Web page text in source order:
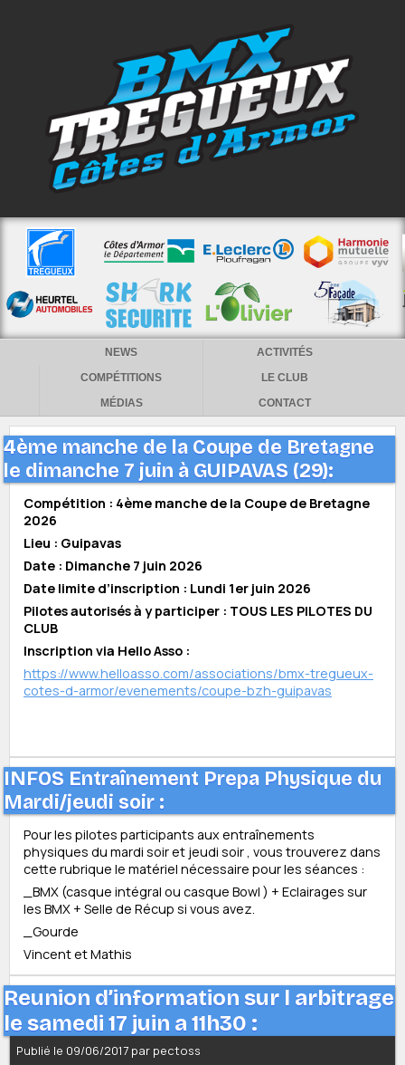
NEWS
ACTIVITÉS
COMPÉTITIONS
LE CLUB
MÉDIAS
CONTACT
4ème manche de la Coupe de Bretagne
le dimanche 7 juin à GUIPAVAS (29):
Compétition : 4ème manche de la Coupe de Bretagne
2026
Lieu : Guipavas
Date : Dimanche 7 juin 2026
Date limite d’inscription : Lundi 1er juin 2026
Pilotes autorisés à y participer : TOUS LES PILOTES DU
CLUB
Inscription via Hello Asso :
https://www.helloasso.com/associations/bmx-tregueux-
cotes-d-armor/evenements/coupe-bzh-guipavas
INFOS Entraînement Prepa Physique du
Mardi/jeudi soir :
Pour les pilotes participants aux entraînements
physiques du mardi soir et jeudi soir , vous trouverez dans
cette rubrique le matériel nécessaire pour les séances :
_BMX (casque intégral ou casque Bowl ) + Eclairages sur
les BMX + Selle de Récup si vous avez.
_Gourde
Vincent et Mathis
Reunion d’information sur l arbitrage
le samedi 17 juin a 11h30 :
Publié le 09/06/2017 par pectoss